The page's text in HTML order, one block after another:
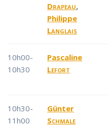
Drapeau,
Philippe
Langlais
10h00-
10h30
Pascaline
Lefort
10h30-
11h00
Günter
Schmale